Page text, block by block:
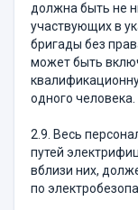
должна быть не
участвующих в
бригады без
может быть
одного человека.
2.9. Весь
путей
вблизи них,
по